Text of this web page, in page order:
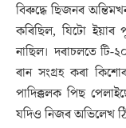
বিৰুদ্ধে ছিজনৰ
কৰিছিল, যিটো
নাছিল। দৰাচলতে টি-
ৰান সংগ্ৰহ কৰা
পাদিক্কলক পিছ
যদিও নিজৰ অভিলেখ